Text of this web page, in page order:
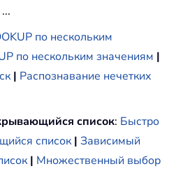
...
по нескольким
по нескольким значениям |
| Распознавание нечетких
список: Быстро
список | Зависимый
| Множественный выбор